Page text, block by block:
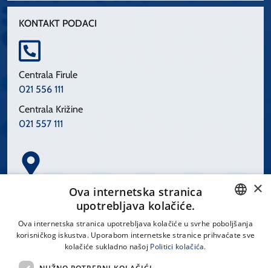
KONTAKT PODACI
Centrala Firule
021 556 111
Centrala Križine
021 557 111
Spinčićeva 1, 21000 Split
CROATIAN
×
Ova internetska stranica
upotrebljava kolačiće.
Ova internetska stranica upotrebljava kolačiće u svrhe poboljšanja
korisničkog iskustva. Uporabom internetske stranice prihvaćate sve
kolačiće sukladno našoj Politici kolačića.